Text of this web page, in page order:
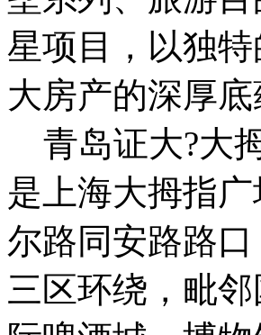
星项目，以独
大房产的深厚底
青岛证大?大
是上海大拇指
尔路同安路路
三区环绕，毗